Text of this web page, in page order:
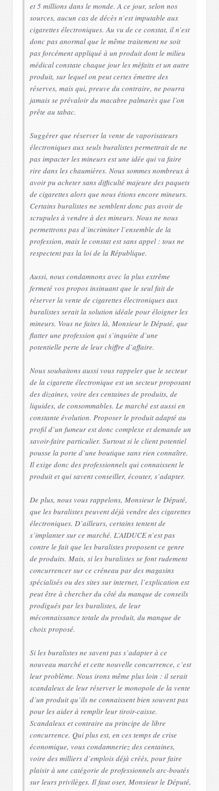
et 5 millions dans le monde. A ce jour, selon nos
sources, aucun cas de décès n’est imputable aux
cigarettes électroniques. Au vu de ce constat, il n’est
donc pas anormal que le même traitement ne soit
pas forcément appliqué à un produit dont le milieu
médical constate chaque jour les méfaits et un autre
produit, sur lequel on peut certes émettre des
réserves, mais qui, preuve du contraire, ne pourra
jamais se prévaloir du macabre palmarès que l’on
prête au tabac.
Suggérer que réserver la vente de vaporisateurs
électroniques aux seuls buralistes permettrait de ne
pas impacter les mineurs est une idée qui va faire
rire dans les chaumières. Nous sommes nombreux à
avoir pu acheter sans difficulté majeure des paquets
de cigarettes alors que nous étions encore mineurs.
Certains buralistes ne semblent donc pas avoir de
scrupules à vendre à des mineurs. Nous ne nous
permettrons pas d’incriminer l’ensemble de la
profession, mais le constat est sans appel : tous ne
respectent pas la loi de la République.
Aussi, nous condamnons avec la plus extrême
fermeté vos propos insinuant que le seul fait de
réserver la vente de cigarettes électroniques aux
buralistes serait la solution idéale pour éloigner les
mineurs. Vous ne faites là, Monsieur le Député, que
flatter une profession qui s’inquiète d’une
potentielle perte de leur chiffre d’affaire.
Nous souhaitons aussi vous rappeler que le secteur
de la cigarette électronique est un secteur proposant
des dizaines, voire des centaines de produits, de
liquides, de consommables. Le marché est aussi en
constante évolution. Proposer le produit adapté au
profil d’un fumeur est donc complexe et demande un
savoir-faire particulier. Surtout si le client potentiel
pousse la porte d’une boutique sans rien connaître.
Il exige donc des professionnels qui connaissent le
produit et qui savent conseiller, écouter, s’adapter.
De plus, nous vous rappelons, Monsieur le Député,
que les buralistes peuvent déjà vendre des cigarettes
électroniques. D’ailleurs, certains tentent de
s’implanter sur ce marché. L’AIDUCE n’est pas
contre le fait que les buralistes proposent ce genre
de produits. Mais, si les buralistes se font rudement
concurrencer sur ce créneau par des magasins
spécialisés ou des sites sur internet, l’explication est
peut être à chercher du côté du manque de conseils
prodigués par les buralistes, de leur
méconnaissance totale du produit, du manque de
choix proposé.
Si les buralistes ne savent pas s’adapter à ce
nouveau marché et cette nouvelle concurrence, c’est
leur problème. Nous irons même plus loin : il serait
scandaleux de leur réserver le monopole de la vente
d’un produit qu’ils ne connaissent bien souvent pas
pour les aider à remplir leur tiroir-caisse.
Scandaleux et contraire au principe de libre
concurrence. Qui plus est, en ces temps de crise
économique, vous condamneriez des centaines,
voire des milliers d’emplois déjà créés, pour faire
plaisir à une catégorie de professionnels arc-boutés
sur leurs privilèges. Il faut oser, Monsieur le Député,